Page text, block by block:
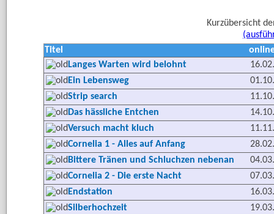
Kurzübersicht
Titel
Langes Warten wird belohnt
Ein Lebensweg
Strip search
Das hässliche Entchen
Versuch macht kluch
Cornelia 1 - Alles auf Anfang
Bittere Tränen und Schluchzen nebenan
Cornelia 2 - Die erste Nacht
Endstation
Silberhochzeit